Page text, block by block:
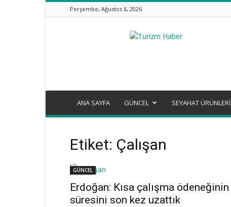
Perşembe, Ağustos 6, 2026
Turizm
ANA SAYFA GÜNCEL SEYAHAT ÜRÜNLERİ
Etiket: Çalışan
GÜNCEL
Erdoğan: Kısa çalışma ödeneğinin
süresini son kez uzattık